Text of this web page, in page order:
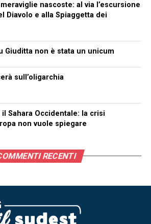
nascoste: al via l’escursione
Diavolo e alla Spiaggetta dei
Giuditta non è stata un unicum
sull’oligarchia
Sahara Occidentale: la crisi
non vuole spiegare
RECENTI